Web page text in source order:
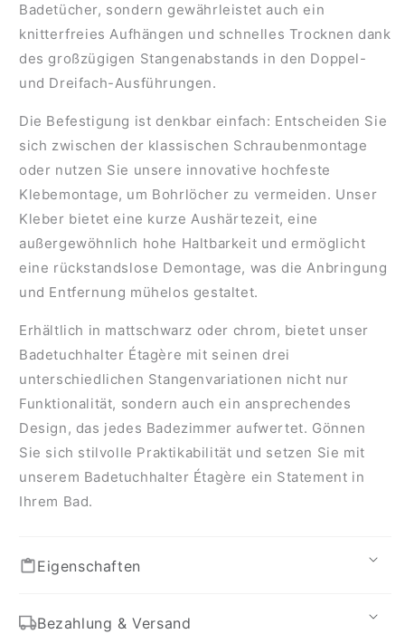
Badetücher, sondern gewährleistet auch ein
knitterfreies Aufhängen und schnelles Trocknen dank
des großzügigen Stangenabstands in den Doppel-
und Dreifach-Ausführungen.
Die Befestigung ist denkbar einfach: Entscheiden Sie
sich zwischen der klassischen Schraubenmontage
oder nutzen Sie unsere innovative hochfeste
Klebemontage, um Bohrlöcher zu vermeiden. Unser
Kleber bietet eine kurze Aushärtezeit, eine
außergewöhnlich hohe Haltbarkeit und ermöglicht
eine rückstandslose Demontage, was die Anbringung
und Entfernung mühelos gestaltet.
Erhältlich in mattschwarz oder chrom, bietet unser
Badetuchhalter Étagère mit seinen drei
unterschiedlichen Stangenvariationen nicht nur
Funktionalität, sondern auch ein ansprechendes
Design, das jedes Badezimmer aufwertet. Gönnen
Sie sich stilvolle Praktikabilität und setzen Sie mit
unserem Badetuchhalter Étagère ein Statement in
Ihrem Bad.
Eigenschaften
Bezahlung & Versand